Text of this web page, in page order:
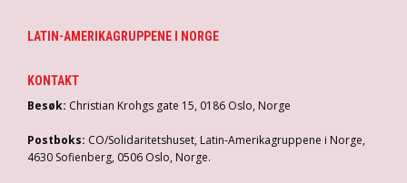
LATIN-AMERIKAGRUPPENE I NORGE
KONTAKT
Besøk: Christian Krohgs gate 15, 0186 Oslo, Norge
Postboks: CO/Solidaritetshuset, Latin-Amerikagruppene i Norge,
4630 Sofienberg, 0506 Oslo, Norge.